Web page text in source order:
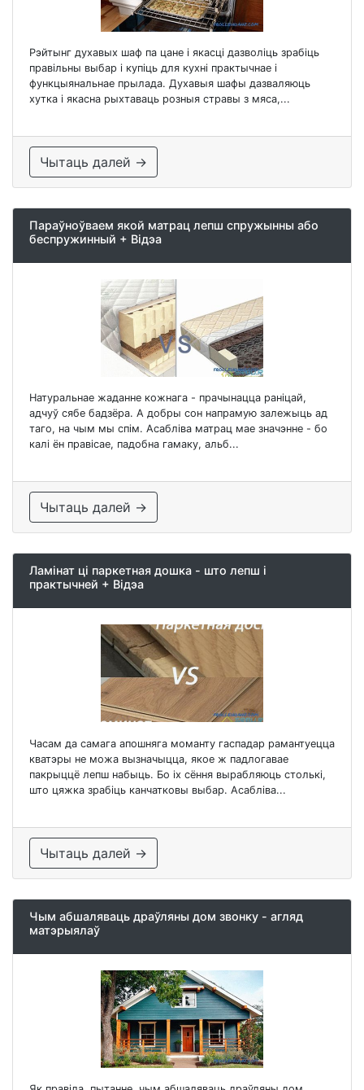
Рэйтынг духавых шаф па цане і якасці дазволіць зрабіць
правільны выбар і купіць для кухні практычнае і
функцыянальнае прылада. Духавыя шафы дазваляюць
хутка і якасна рыхтаваць розныя стравы з мяса,...
Чытаць далей →
Параўноўваем якой матрац лепш спружынны або
беспружинный + Відэа
Натуральнае жаданне кожнага - прачынацца раніцай,
адчуў сябе бадзёра. А добры сон напрамую залежыць ад
таго, на чым мы спім. Асабліва матрац мае значэнне - бо
калі ён правісае, падобна гамаку, альб...
Чытаць далей →
Ламінат ці паркетная дошка - што лепш і
практычней + Відэа
Часам да самага апошняга моманту гаспадар рамантуецца
кватэры не можа вызначыцца, якое ж падлогавае
пакрыццё лепш набыць. Бо іх сёння вырабляюць столькі,
што цяжка зрабіць канчатковы выбар. Асабліва...
Чытаць далей →
Чым абшаляваць драўляны дом звонку - агляд
матэрыялаў